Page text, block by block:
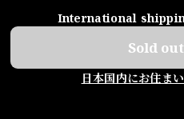
International
Sold out
日本国内にお住ま